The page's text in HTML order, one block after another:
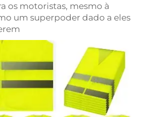
os motoristas, mesmo à
um superpoder dado a eles